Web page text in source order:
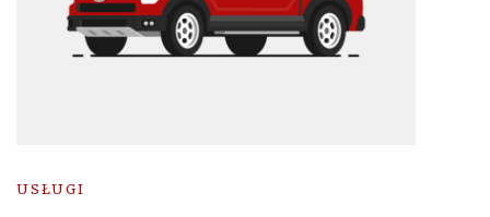
USŁUGI